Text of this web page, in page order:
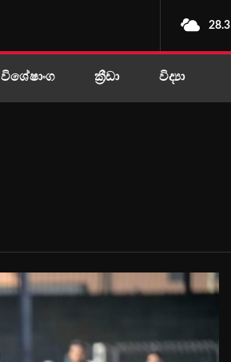
28.3
විශේෂාංග ක්‍රීඩා විද්‍යා